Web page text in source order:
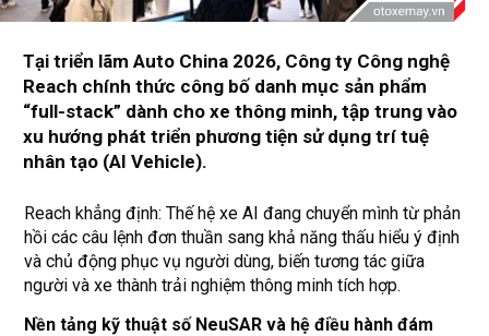
Tại triển lãm Auto China 2026, Công ty Công nghệ
Reach chính thức công bố danh mục sản phẩm
“full-stack” dành cho xe thông minh, tập trung vào
xu hướng phát triển phương tiện sử dụng trí tuệ
nhân tạo (AI Vehicle).
Reach khẳng định: Thế hệ xe AI đang chuyển mình từ phản
hồi các câu lệnh đơn thuần sang khả năng thấu hiểu ý định
và chủ động phục vụ người dùng, biến tương tác giữa
người và xe thành trải nghiệm thông minh tích hợp.
Nền tảng kỹ thuật số NeuSAR và hệ điều hành đám